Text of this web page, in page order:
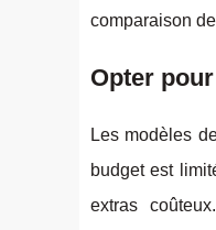
comparaison
Opter
Les modèles
budget est
extras